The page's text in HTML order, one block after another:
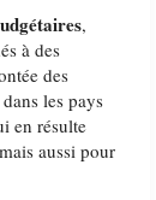
,
à des
des
les pays
en résulte
aussi pour